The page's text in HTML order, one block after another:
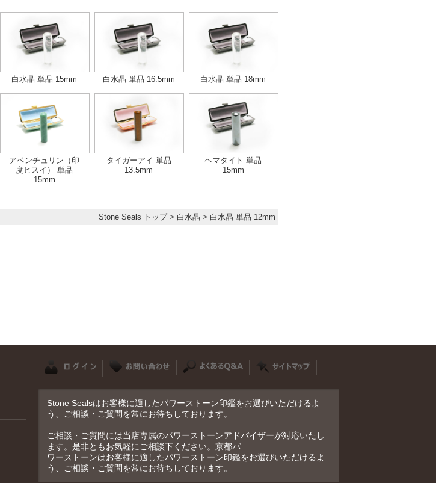
白水晶 単品 15mm 白水晶 単品 16.5mm 白水晶 単品 18mm
アベンチュリン（印
度ヒスイ） 単品
15mm
タイガーアイ 単品
13.5mm
ヘマタイト 単品
15mm
Stone Seals トップ> 白水晶 > 白水晶 単品 12mm
Stone Sealsはお客様に適したパワーストーン印鑑をお選びいただけるよ
う、ご相談・ご質問を常にお待ちしております。
ご相談・ご質問には当店専属のパワーストーンアドバイザーが対応いたし
ます。是非ともお気軽にご相談下ください。京都パ
ワーストーンはお客様に適したパワーストーン印鑑をお選びいただけるよ
う、ご相談・ご質問を常にお待ちしております。